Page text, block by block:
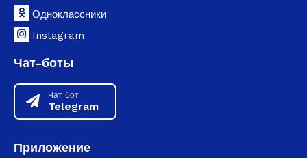
Одноклассники
Instagram
Чат-боты
Чат бот
Telegram
Приложение